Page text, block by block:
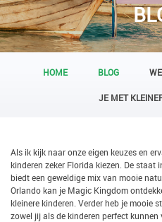
HOME BLOG
JE MET
Als ik kijk naar onze eigen keuzes en
kinderen zeker Florida kiezen. De staat
biedt een geweldige mix van mooie
Orlando kan je Magic Kingdom
kleinere kinderen. Verder heb je mooie
zowel jij als de kinderen perfect